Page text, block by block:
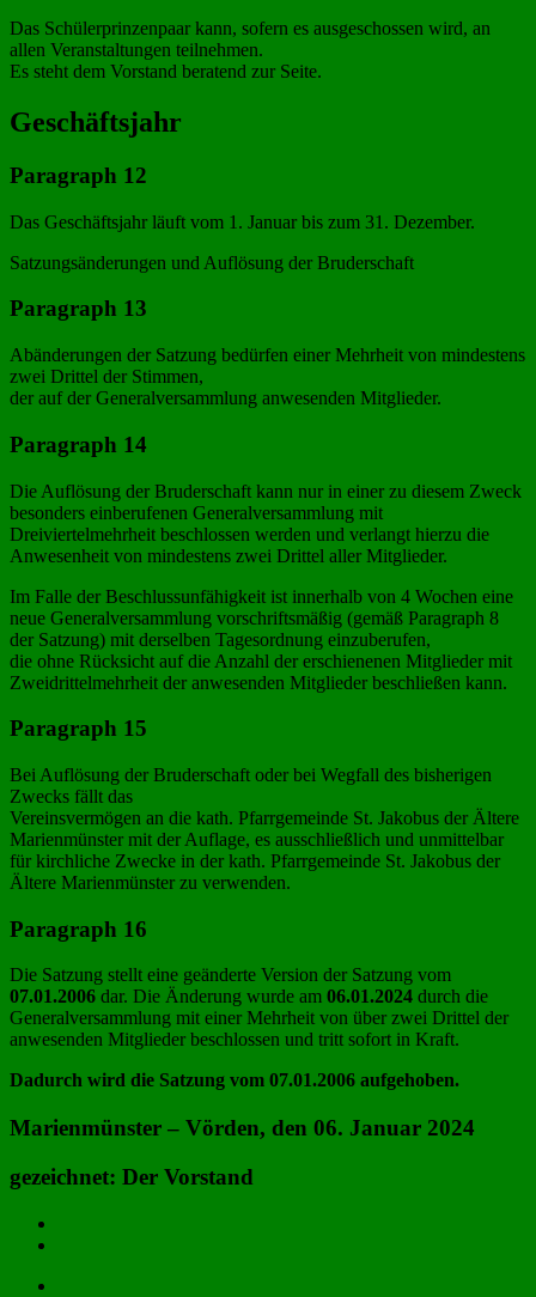
Das Schülerprinzenpaar kann, sofern es ausgeschossen wird, an
allen Veranstaltungen teilnehmen.
Es steht dem Vorstand beratend zur Seite.
Geschäftsjahr
Paragraph 12
Das Geschäftsjahr läuft vom 1. Januar bis zum 31. Dezember.
Satzungsänderungen und Auflösung der Bruderschaft
Paragraph 13
Abänderungen der Satzung bedürfen einer Mehrheit von mindestens
zwei Drittel der Stimmen,
der auf der Generalversammlung anwesenden Mitglieder.
Paragraph 14
Die Auflösung der Bruderschaft kann nur in einer zu diesem Zweck
besonders einberufenen Generalversammlung mit
Dreiviertelmehrheit beschlossen werden und verlangt hierzu die
Anwesenheit von mindestens zwei Drittel aller Mitglieder.
Im Falle der Beschlussunfähigkeit ist innerhalb von 4 Wochen eine
neue Generalversammlung vorschriftsmäßig (gemäß Paragraph 8
der Satzung) mit derselben Tagesordnung einzuberufen,
die ohne Rücksicht auf die Anzahl der erschienenen Mitglieder mit
Zweidrittelmehrheit der anwesenden Mitglieder beschließen kann.
Paragraph 15
Bei Auflösung der Bruderschaft oder bei Wegfall des bisherigen
Zwecks fällt das
Vereinsvermögen an die kath. Pfarrgemeinde St. Jakobus der Ältere
Marienmünster mit der Auflage, es ausschließlich und unmittelbar
für kirchliche Zwecke in der kath. Pfarrgemeinde St. Jakobus der
Ältere Marienmünster zu verwenden.
Paragraph 16
Die Satzung stellt eine geänderte Version der Satzung vom
07.01.2006 dar. Die Änderung wurde am 06.01.2024 durch die
Generalversammlung mit einer Mehrheit von über zwei Drittel der
anwesenden Mitglieder beschlossen und tritt sofort in Kraft.
Dadurch wird die Satzung vom 07.01.2006 aufgehoben.
Marienmünster – Vörden, den 06. Januar 2024
gezeichnet: Der Vorstand